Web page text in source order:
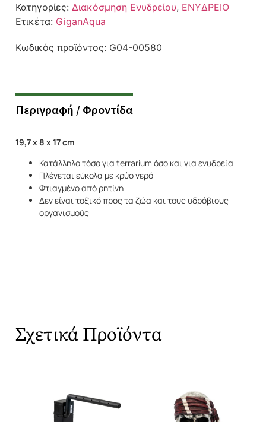
Κατηγορίες: Διακόσμηση Ενυδρείου, ΕΝΥΔΡΕΙΟ
Ετικέτα: GiganAqua
Κωδικός προϊόντος: G04-00580
Περιγραφή / Φροντίδα
19,7 x 8 x 17 cm
Κατάλληλο τόσο για terrarium όσο και για ενυδρεία
Πλένεται εύκολα με κρύο νερό
Φτιαγμένο από ρητίνη
Δεν είναι τοξικό προς τα ζώα και τους υδρόβιους
οργανισμούς
Σχετικά Προϊόντα